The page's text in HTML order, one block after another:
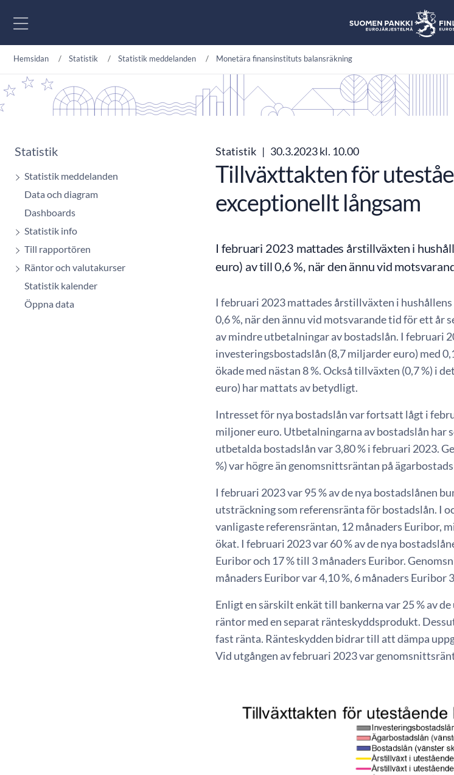
Hemsidan Statistik Statistik meddelanden Monetära finansinstituts balansräkning
Statistik
Statistik meddelanden
Data och diagram
Dashboards
Statistik info
Till rapportören
Räntor och valutakurser
Statistik kalender
Öppna data
Statistik | 30.3.2023 kl. 10.00
Tillväxttakten för
exceptionellt långsam
I februari 2023 mattades årstillväxten i
euro) av till 0,6 %, när den ännu vid
I februari 2023 mattades årstillväxten i
0,6 %, när den ännu vid motsvarande tid för ett år
av mindre utbetalningar av bostadslån. I februari
investeringsbostadslån (8,7 miljarder euro) med
ökade med nästan 8 %. Också tillväxten (0,7 %) i
euro) har mattats av betydligt.
Intresset för nya bostadslån var fortsatt lågt i
miljoner euro. Utbetalningarna av bostadslån har
utbetalda bostadslån var 3,80 % i februari 2023.
%) var högre än genomsnittsräntan på
I februari 2023 var 95 % av de nya bostadslånen
utsträckning som referensränta för bostadslån. I
vanligaste referensräntan, 12 månaders Euribor,
ökat. I februari 2023 var 60 % av de nya
Euribor och 17 % till 3 månaders Euribor.
månaders Euribor var 4,10 %, 6 månaders Euribor
Enligt en särskilt enkät till bankerna var 25 % av
räntor med en separat ränteskyddsprodukt.
fast ränta. Ränteskydden bidrar till att dämpa
Vid utgången av februari 2023 var